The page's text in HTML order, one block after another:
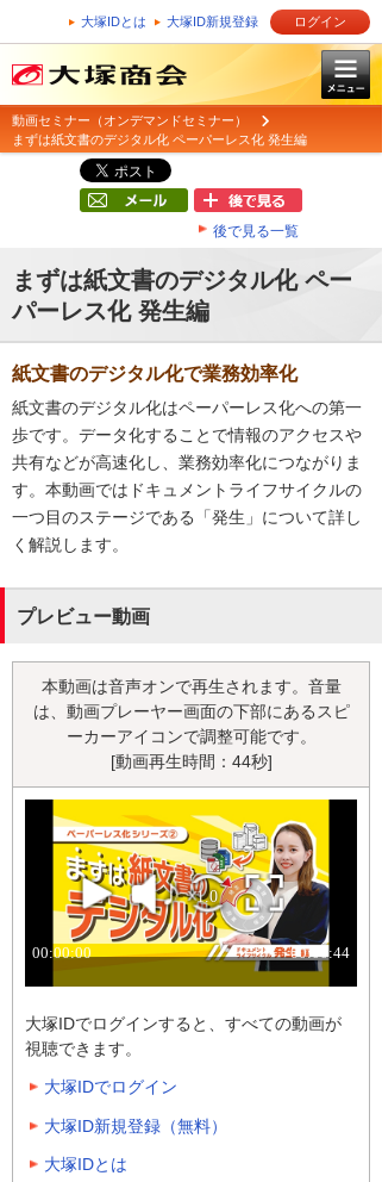
大塚IDとは 大塚ID新規登録 ログイン
動画セミナー（オンデマンドセミナー）
まずは紙文書のデジタル化 ペーパーレス化 発生編
後で見る一覧
まずは紙文書のデジタル化 ペー
パーレス化 発生編
紙文書のデジタル化で業務効率化
紙文書のデジタル化はペーパーレス化への第一
歩です。データ化することで情報のアクセスや
共有などが高速化し、業務効率化につながりま
す。本動画ではドキュメントライフサイクルの
一つ目のステージである「発生」について詳し
く解説します。
プレビュー動画
本動画は音声オンで再生されます。音量
は、動画プレーヤー画面の下部にあるスピ
ーカーアイコンで調整可能です。
[動画再生時間：44秒]
大塚IDでログインすると、すべての動画が
視聴できます。
大塚IDでログイン
大塚ID新規登録（無料）
大塚IDとは